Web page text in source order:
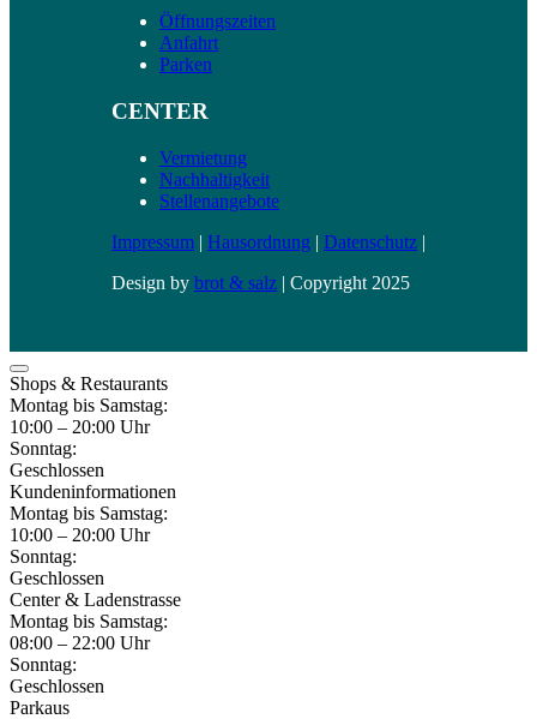
Öffnungszeiten
Anfahrt
Parken
CENTER
Vermietung
Nachhaltigkeit
Stellenangebote
Impressum | Hausordnung | Datenschutz |
Design by brot & salz | Copyright 2025
Shops & Restaurants
Montag bis Samstag:
10:00 – 20:00 Uhr
Sonntag:
Geschlossen
Kundeninformationen
Montag bis Samstag:
10:00 – 20:00 Uhr
Sonntag:
Geschlossen
Center & Ladenstrasse
Montag bis Samstag:
08:00 – 22:00 Uhr
Sonntag:
Geschlossen
Parkaus